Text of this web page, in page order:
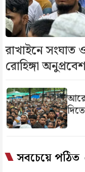
রাখাইনে সংঘাত
রোহিঙ্গা
সবচেয়ে পঠিত